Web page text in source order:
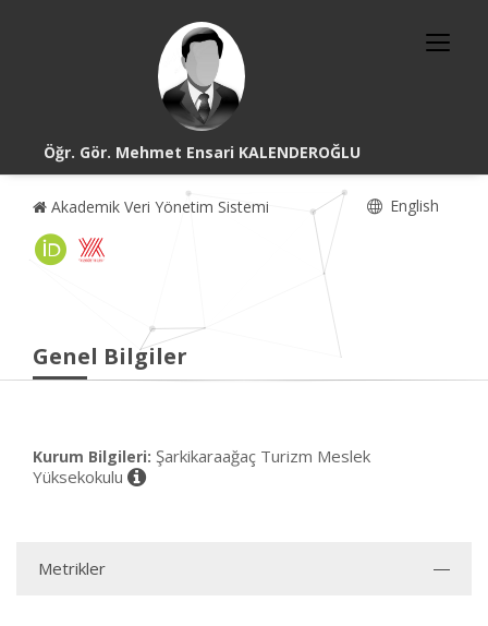
Öğr. Gör. Mehmet Ensari KALENDEROĞLU
Akademik Veri Yönetim Sistemi English
Genel Bilgiler
Kurum Bilgileri: Şarkikaraağaç Turizm Meslek
Yüksekokulu
Metrikler